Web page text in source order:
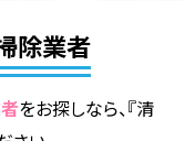
除業者
をお探しなら、『清